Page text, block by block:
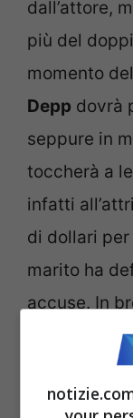
dall’attore,
più del
momento
Depp dovrà
seppure in
toccherà a
infatti
di dollari per
marito ha
accuse. In
giudiziaria,
ex coniugi